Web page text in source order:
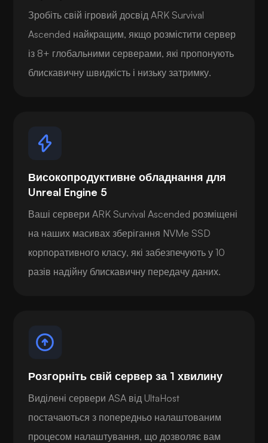
Зробіть свій ігровий досвід ARK Survival
Ascended найкращим, якщо розмістити сервер
із 8+ глобальними серверами, які пропонують
блискавичну швидкість і низьку затримку.
Високопродуктивне обладнання для
Unreal Engine 5
Ваші сервери ARK Survival Ascended розміщені
на наших масивах зберігання NVMe SSD
корпоративного класу, які забезпечують у 10
разів надійну блискавичну передачу даних.
Розгорніть свій сервер за 1 хвилину
Виділені сервери ASA від UltaHost
постачаються з попередньо налаштованим
процесом налаштування, що дозволяє вам